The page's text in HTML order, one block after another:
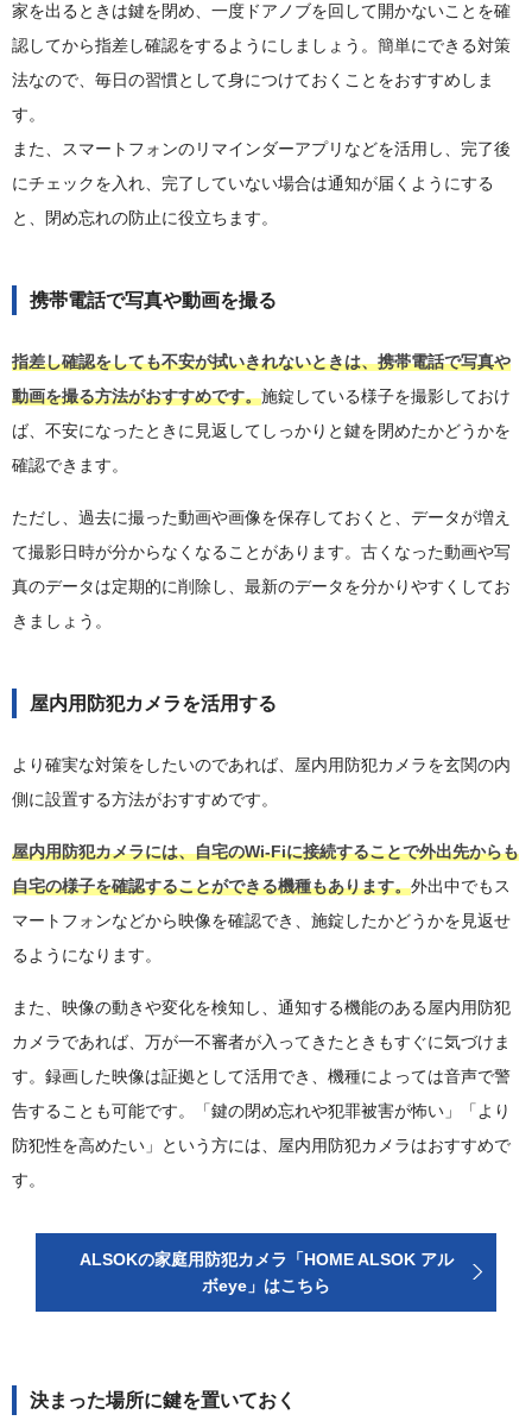
家を出るときは鍵を閉め、一度ドアノブを回して開かないことを確
認してから指差し確認をするようにしましょう。簡単にできる対策
法なので、毎日の習慣として身につけておくことをおすすめしま
す。
また、スマートフォンのリマインダーアプリなどを活用し、完了後
にチェックを入れ、完了していない場合は通知が届くようにする
と、閉め忘れの防止に役立ちます。
携帯電話で写真や動画を撮る
指差し確認をしても不安が拭いきれないときは、携帯電話で写真や
動画を撮る方法がおすすめです。施錠している様子を撮影しておけ
ば、不安になったときに見返してしっかりと鍵を閉めたかどうかを
確認できます。
ただし、過去に撮った動画や画像を保存しておくと、データが増え
て撮影日時が分からなくなることがあります。古くなった動画や写
真のデータは定期的に削除し、最新のデータを分かりやすくしてお
きましょう。
屋内用防犯カメラを活用する
より確実な対策をしたいのであれば、屋内用防犯カメラを玄関の内
側に設置する方法がおすすめです。
屋内用防犯カメラには、自宅のWi-Fiに接続することで外出先からも
自宅の様子を確認することができる機種もあります。外出中でもス
マートフォンなどから映像を確認でき、施錠したかどうかを見返せ
るようになります。
また、映像の動きや変化を検知し、通知する機能のある屋内用防犯
カメラであれば、万が一不審者が入ってきたときもすぐに気づけま
す。録画した映像は証拠として活用でき、機種によっては音声で警
告することも可能です。「鍵の閉め忘れや犯罪被害が怖い」「より
防犯性を高めたい」という方には、屋内用防犯カメラはおすすめで
す。
ALSOKの家庭用防犯カメラ「HOME ALSOK アル
ボeye」はこちら
決まった場所に鍵を置いておく